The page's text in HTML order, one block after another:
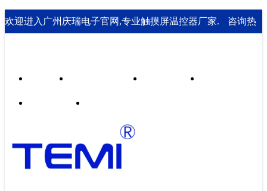
欢迎进入广州庆瑞电子官网,专业触摸屏温控器厂家. 咨询热